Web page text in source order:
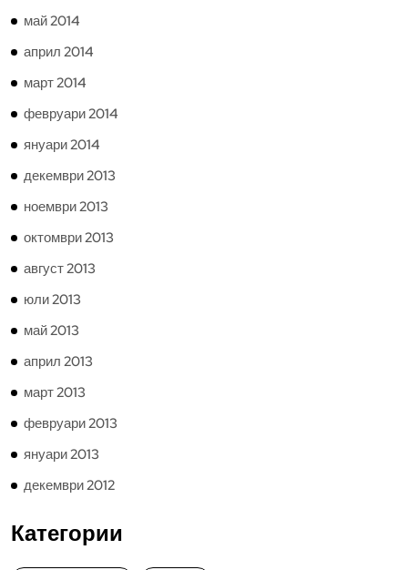
май 2014
април 2014
март 2014
февруари 2014
януари 2014
декември 2013
ноември 2013
октомври 2013
август 2013
юли 2013
май 2013
април 2013
март 2013
февруари 2013
януари 2013
декември 2012
Категории